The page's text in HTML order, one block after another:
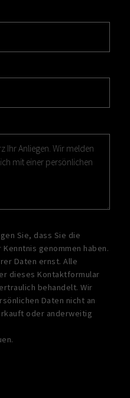
Sie, dass Sie die
Kenntnis genommen haben.
Daten ernst. Alle
dieses Kontaktformular
behandelt. Wir
Daten nicht an
oder anderweitig